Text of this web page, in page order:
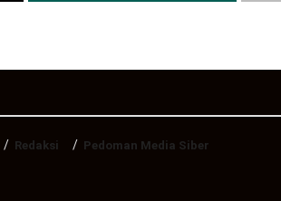
Redaksi Pedoman Media Siber